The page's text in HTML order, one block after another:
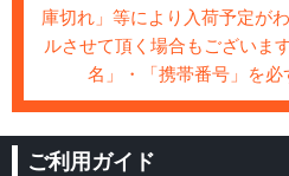
庫切れ」等により入荷予定が
ルさせて頂く場合もございま
名」・「携帯番号」を必
ご利用ガイド